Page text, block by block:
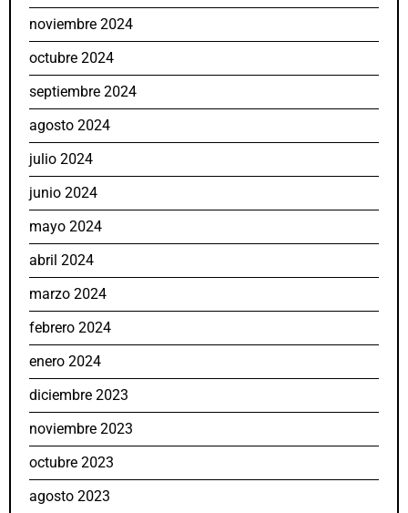
noviembre 2024
octubre 2024
septiembre 2024
agosto 2024
julio 2024
junio 2024
mayo 2024
abril 2024
marzo 2024
febrero 2024
enero 2024
diciembre 2023
noviembre 2023
octubre 2023
agosto 2023